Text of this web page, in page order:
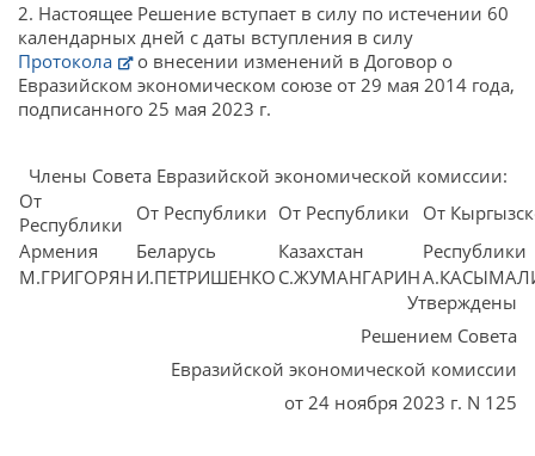
2. Настоящее Решение вступает в силу по истечении 60
календарных дней с даты вступления в силу
Протокола
о внесении изменений в Договор о
Евразийском экономическом союзе от 29 мая 2014 года,
подписанного 25 мая 2023 г.
Члены Совета Евразийской экономической комиссии:
От
Республики
От Республики От Республики
От
Армения
Беларусь Казахстан
Республики
М.ГРИГОРЯН И.ПЕТРИШЕНКО С.ЖУМАНГАРИН
Утверждены
Решением Совета
Евразийской экономической комиссии
от 24 ноября 2023 г. N 125